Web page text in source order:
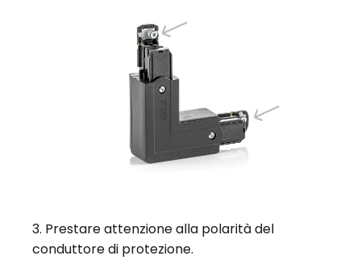
3. Prestare attenzione alla polarità del
conduttore di protezione.